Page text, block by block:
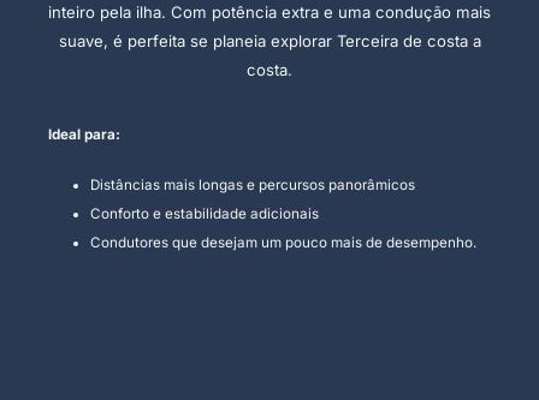
inteiro pela ilha. Com potência extra e uma condução mais
suave, é perfeita se planeia explorar Terceira de costa a
costa.
Ideal para:
Distâncias mais longas e percursos panorâmicos
Conforto e estabilidade adicionais
Condutores que desejam um pouco mais de desempenho.